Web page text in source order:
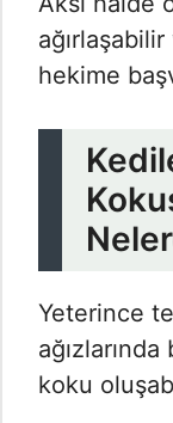
hekime
Yeterince
koku